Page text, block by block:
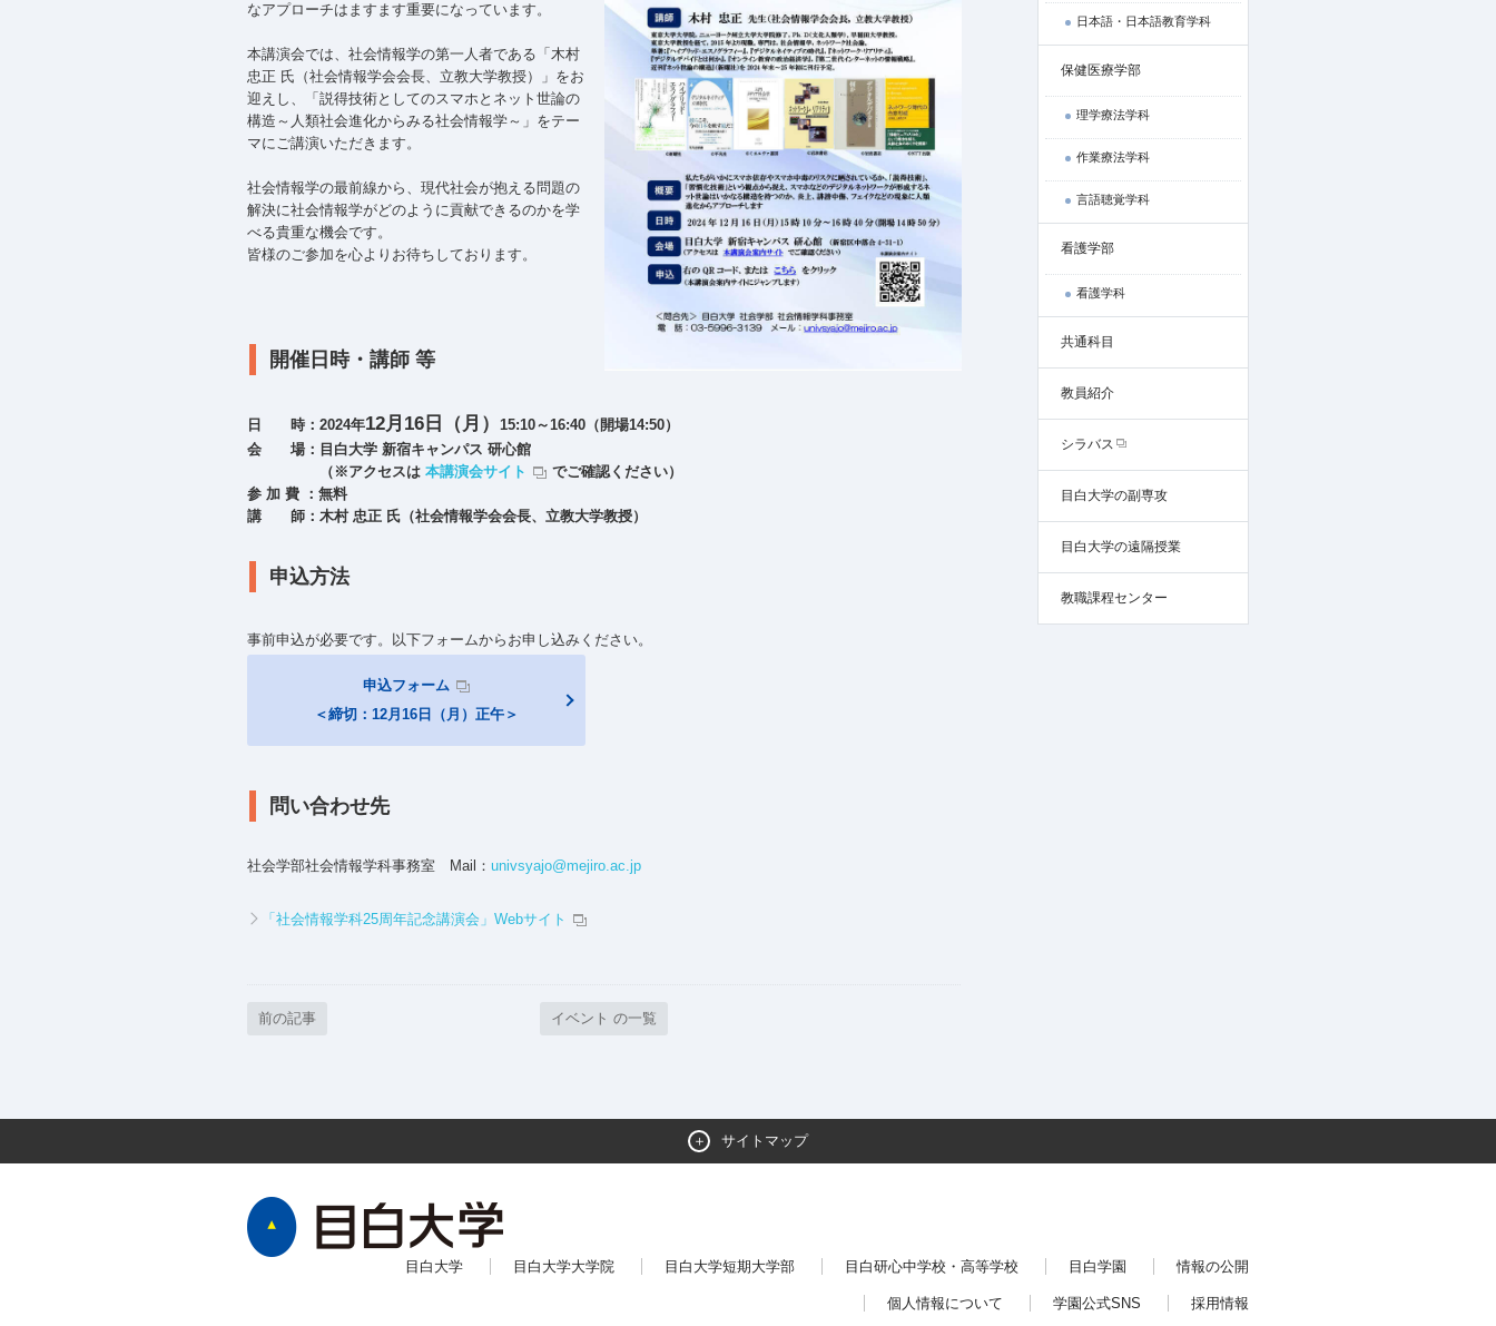
なアプローチはますます重要になっています。
本講演会では、社会情報学の第一人者である「木村
忠正 氏（社会情報学会会長、立教大学教授）」をお
迎えし、「説得技術としてのスマホとネット世論の
構造～人類社会進化からみる社会情報学～」をテー
マにご講演いただきます。
社会情報学の最前線から、現代社会が抱える問題の
解決に社会情報学がどのように貢献できるのかを学
べる貴重な機会です。
皆様のご参加を心よりお待ちしております。
開催日時・講師 等
日 時：2024年12月16日（月）
15:10～16:40（開場14:50）
会 場：目白大学 新宿キャンパス 研心館
（※アクセスは 本講演会サイト
でご確認ください）
参 加 費 ：無料
講 師：木村 忠正 氏（社会情報学会会長、立教大学教授）
申込方法
事前申込が必要です。以下フォームからお申し込みください。
申込フォーム
＜締切：12月16日（月）正午＞
問い合わせ先
社会学部社会情報学科事務室 Mail： univsyajo@mejiro.ac.jp
「社会情報学科25周年記念講演会」Webサイト
前の記事 イベント の一覧
日本語・日本語教育学科
保健医療学部
理学療法学科
作業療法学科
言語聴覚学科
看護学部
看護学科
共通科目
教員紹介
シラバス
目白大学の副専攻
目白大学の遠隔授業
教職課程センター
サイトマップ
目白大学 目白大学大学院 目白大学短期大学部 目白研心中学校・高等学校 目白学園 情報の公開
個人情報について 学園公式SNS 採用情報